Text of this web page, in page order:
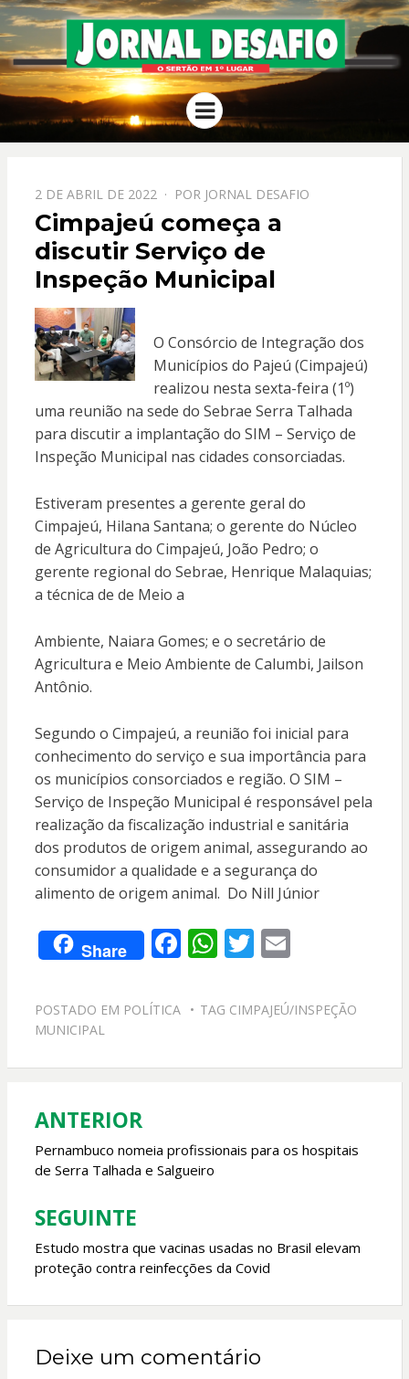
JORNAL
DESAFIO
O Sertão em 1º Lugar
Menu
PPOSTADO
EM
2 DE ABRIL DE 2022 POR JORNAL DESAFIO
Cimpajeú começa a
discutir Serviço de
Inspeção Municipal
O Consórcio de Integração dos
Municípios do Pajeú (Cimpajeú)
realizou nesta sexta-feira (1º)
uma reunião na sede do Sebrae Serra Talhada
para discutir a implantação do SIM – Serviço de
Inspeção Municipal nas cidades consorciadas.
Estiveram presentes a gerente geral do
Cimpajeú, Hilana Santana; o gerente do Núcleo
de Agricultura do Cimpajeú, João Pedro; o
gerente regional do Sebrae, Henrique Malaquias;
a técnica de de Meio a
Ambiente, Naiara Gomes; e o secretário de
Agricultura e Meio Ambiente de Calumbi, Jailson
Antônio.
Segundo o Cimpajeú, a reunião foi inicial para
conhecimento do serviço e sua importância para
os municípios consorciados e região. O SIM –
Serviço de Inspeção Municipal é responsável pela
realização da fiscalização industrial e sanitária
dos produtos de origem animal, assegurando ao
consumidor a qualidade e a segurança do
alimento de origem animal. Do Nill Júnior
Share F
e
o
W
at
A
T
itt
er
E
ai
POSTADO EM POLÍTICA TAG CIMPAJEÚ/INSPEÇÃO
MUNICIPAL
Navegação
de
Post
ANTERIOR
Pernambuco nomeia profissionais para os hospitais
de Serra Talhada e Salgueiro
SEGUINTE
Estudo mostra que vacinas usadas no Brasil elevam
proteção contra reinfecções da Covid
Deixe um comentário